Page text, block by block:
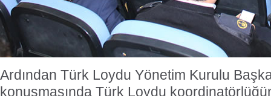
Ardından Türk Loydu Yönetim Kurulu
konuşmasında Türk Loydu